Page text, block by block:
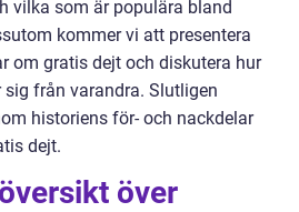
vilka som är populära bland
kommer vi att presentera
om gratis dejt och diskutera hur
från varandra. Slutligen
historiens för- och nackdelar
dejt.
över